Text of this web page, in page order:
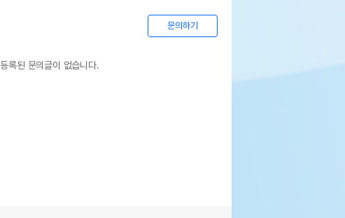
문의하기
등록된 문의글이 없습니다.